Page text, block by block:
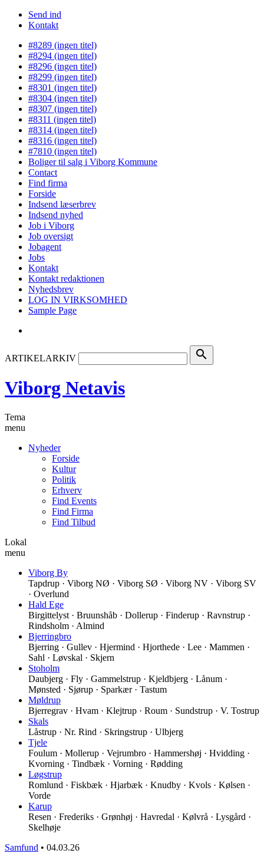
Send ind
Kontakt
#8289 (ingen titel)
#8294 (ingen titel)
#8296 (ingen titel)
#8299 (ingen titel)
#8301 (ingen titel)
#8304 (ingen titel)
#8307 (ingen titel)
#8311 (ingen titel)
#8314 (ingen titel)
#8316 (ingen titel)
#7810 (ingen titel)
Boliger til salg i Viborg Kommune
Contact
Find firma
Forside
Indsend læserbrev
Indsend nyhed
Job i Viborg
Job oversigt
Jobagent
Jobs
Kontakt
Kontakt redaktionen
Nyhedsbrev
LOG IN VIRKSOMHED
Sample Page
ARTIKELARKIV search
Viborg Netavis
Tema
menu
Nyheder
Forside
Kultur
Politik
Erhverv
Find Events
Find Firma
Find Tilbud
Lokal
menu
Viborg By
Tapdrup · Viborg NØ · Viborg SØ · Viborg NV · Viborg SV
· Overlund
Hald Ege
Birgittelyst · Bruunshåb · Dollerup · Finderup · Ravnstrup ·
Rindsholm · Almind
Bjerringbro
Bjerring · Gullev · Hjermind · Hjorthede · Lee · Mammen ·
Sahl · Løvskal · Skjern
Stoholm
Daubjerg · Fly · Gammelstrup · Kjeldbjerg · Lånum ·
Mønsted · Sjørup · Sparkær · Tastum
Møldrup
Bjerregrav · Hvam · Klejtrup · Roum · Sundstrup · V. Tostrup
Skals
Låstrup · Nr. Rind · Skringstrup · Ulbjerg
Tjele
Foulum · Mollerup · Vejrumbro · Hammershøj · Hvidding ·
Kvorning · Tindbæk · Vorning · Rødding
Løgstrup
Romlund · Fiskbæk · Hjarbæk · Knudby · Kvols · Kølsen ·
Vorde
Karup
Resen · Frederiks · Grønhøj · Havredal · Kølvrå · Lysgård ·
Skelhøje
Samfund • 04.03.26